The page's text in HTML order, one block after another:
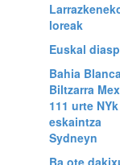
loreak
Euskal
Bahia
Biltzarra
111 urte
eskaintza
Sydneyn